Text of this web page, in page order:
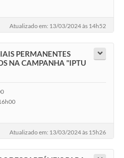
Atualizado em: 13/03/2024 às 14h52
PERMANENTES
NA CAMPANHA "IPTU
Atualizado em: 13/03/2024 às 15h26